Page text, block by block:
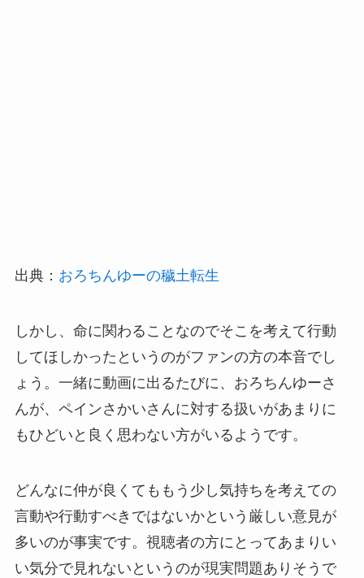
出典： おろちんゆーの穢土転生
しかし、命に関わることなのでそこを考えて行動
してほしかったというのがファンの方の本音でし
ょう。一緒に動画に出るたびに、おろちんゆーさ
んが、ペインさかいさんに対する扱いがあまりに
もひどいと良く思わない方がいるようです。
どんなに仲が良くてももう少し気持ちを考えての
言動や行動すべきではないかという厳しい意見が
多いのが事実です。視聴者の方にとってあまりい
い気分で見れないというのが現実問題ありそうで